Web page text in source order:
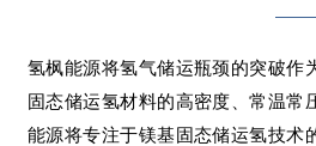
氢枫能源将氢⽓储运瓶颈的突破作
固态储运氢材料的高密度、常温常
能源将专注于镁基固态储运氢技术